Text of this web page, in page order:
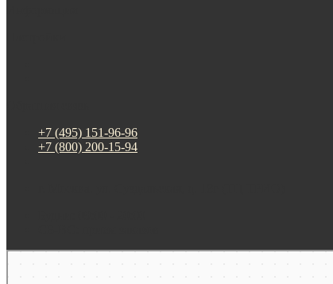
+7 (495) 151-96-96
+7 (800) 200-15-94
Москва